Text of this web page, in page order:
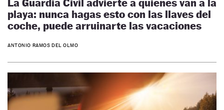
La Guardia Civil advierte a quienes van a la
playa: nunca hagas esto con las llaves del
coche, puede arruinarte las vacaciones
ANTONIO RAMOS DEL OLMO